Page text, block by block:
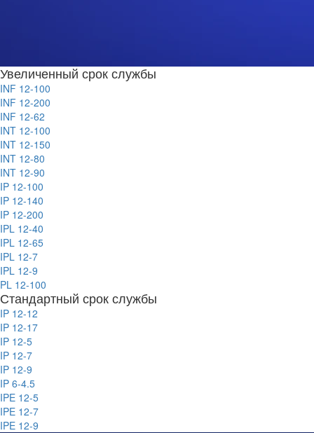
Увеличенный срок службы
INF 12-100
INF 12-200
INF 12-62
INT 12-100
INT 12-150
INT 12-80
INT 12-90
IP 12-100
IP 12-140
IP 12-200
IPL 12-40
IPL 12-65
IPL 12-7
IPL 12-9
PL 12-100
Стандартный срок службы
IP 12-12
IP 12-17
IP 12-5
IP 12-7
IP 12-9
IP 6-4.5
IPE 12-5
IPE 12-7
IPE 12-9